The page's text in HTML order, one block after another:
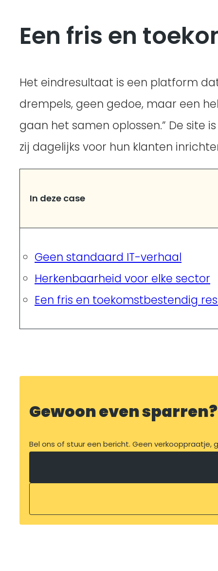
Een fris en
Het eindresultaat is een platform
drempels, geen gedoe, maar een
gaan het samen oplossen.” De site
zij dagelijks voor hun klanten
In deze case
Geen standaard IT-verhaal
Herkenbaarheid voor elke sector
Een fris en toekomstbestendig
Gewoon even sparren?
Bel ons of stuur een bericht. Geen verkooppraatje,